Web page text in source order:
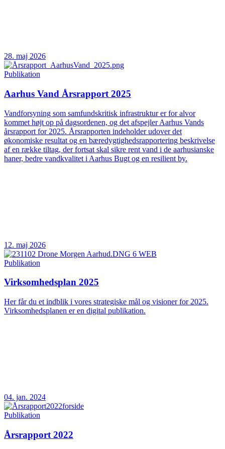
28. maj 2026
Publikation
Aarhus Vand Årsrapport 2025
Vandforsyning som samfundskritisk infrastruktur er for alvor
kommet højt op på dagsordenen, og det afspejler Aarhus Vands
årsrapport for 2025. Årsrapporten indeholder udover det
økonomiske resultat og en bæredygtighedsrapportering beskrivelse
af en række tiltag, der fortsat skal sikre rent vand i de aarhusianske
haner, bedre vandkvalitet i Aarhus Bugt og en resilient by.
12. maj 2026
Publikation
Virksomhedsplan 2025
Her får du et indblik i vores strategiske mål og visioner for 2025.
Virksomhedsplanen er en digital publikation.
04. jan. 2024
Publikation
Årsrapport 2022